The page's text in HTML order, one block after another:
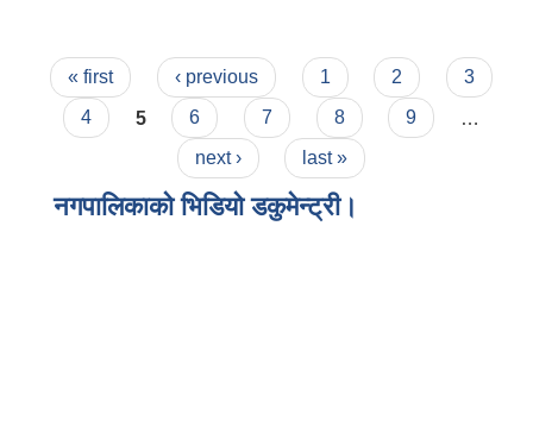
Pages
« first ‹ previous 1 2
3
4
5 6 7 8 9
next ›
last »
नगपालिकाको भिडियो डकुमेन्ट्री।